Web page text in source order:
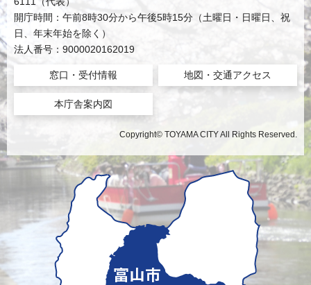
開庁時間：午前8時30分から午後5時15分（土曜日・日曜日、祝
日、年末年始を除く）
法人番号：9000020162019
窓口・受付情報 地図・交通アクセス
本庁舎案内図
Copyright© TOYAMA CITY All Rights Reserved.